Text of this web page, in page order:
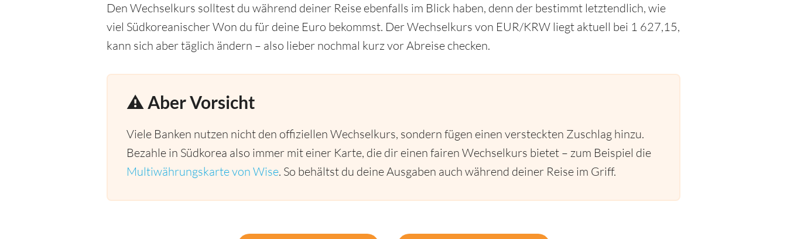
Den Wechselkurs solltest du während deiner Reise ebenfalls im Blick haben, denn der bestimmt letztendlich, wie
viel Südkoreanischer Won du für deine Euro bekommst. Der Wechselkurs von EUR/KRW liegt aktuell bei 1 627,15,
kann sich aber täglich ändern – also lieber nochmal kurz vor Abreise checken.
⚠️ Aber Vorsicht
Viele Banken nutzen nicht den offiziellen Wechselkurs, sondern fügen einen versteckten Zuschlag hinzu.
Bezahle in Südkorea also immer mit einer Karte, die dir einen fairen Wechselkurs bietet – zum Beispiel die
Multiwährungskarte von Wise. So behältst du deine Ausgaben auch während deiner Reise im Griff.